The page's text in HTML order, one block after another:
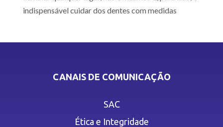
indispensável cuidar dos dentes com medidas
CANAIS DE COMUNICAÇÃO
SAC
Ética e Integridade